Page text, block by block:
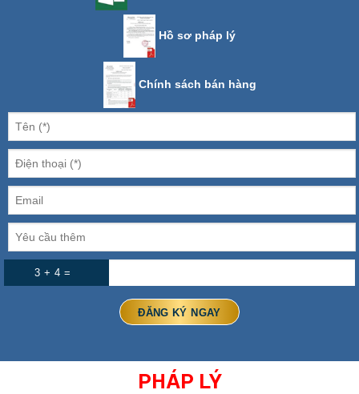
Hồ sơ pháp lý
Chính sách bán hàng
3 + 4 =
PHÁP LÝ